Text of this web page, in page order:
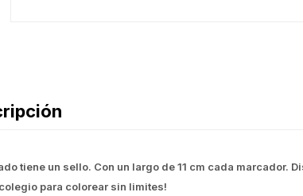
tiene un sello. Con un largo de 11 cm cada marcador.
para colorear sin limites!